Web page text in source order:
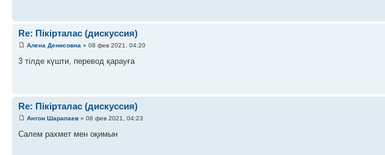
Re: Пікірталас (дискуссия)
Алена Денисовна » 08 фев 2021, 04:20
3 тілде күшти, перевод қарауға
Re: Пікірталас (дискуссия)
Антон Шарапаев » 08 фев 2021, 04:23
Салем рахмет мен оқимын